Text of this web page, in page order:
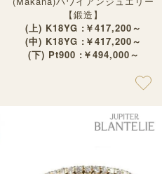
【鍛造】
(上) K18YG :￥417,200～
(中) K18YG :￥417,200～
(下) Pt900 :￥494,000～